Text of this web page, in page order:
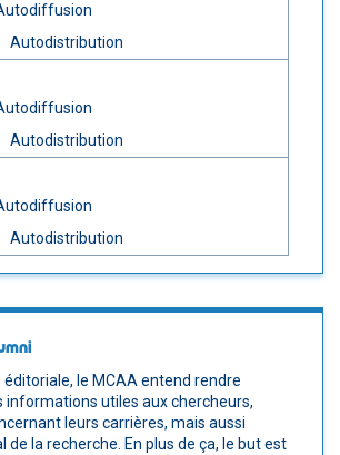
Autodistribution
Autodistribution
Autodistribution
éditoriale, le MCAA entend rendre
informations utiles aux chercheurs,
leurs carrières, mais aussi
de la recherche. En plus de ça, le but est